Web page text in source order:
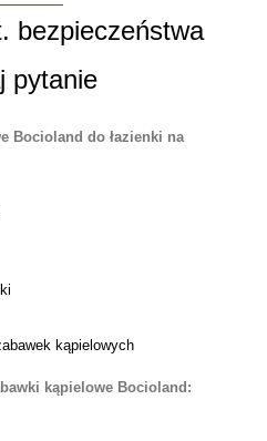
bezpieczeństwa
pytanie
Bocioland do łazienki na
kąpielowych
kąpielowe Bocioland: